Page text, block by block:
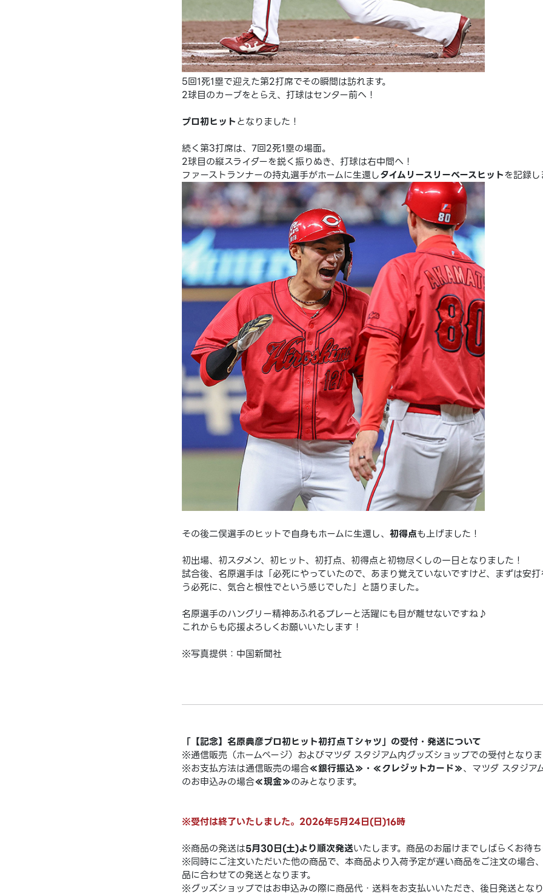
5回1死1塁で迎えた第2打席でその瞬間は訪れます。
2球目のカーブをとらえ、打球はセンター前へ！
プロ初ヒットとなりました！
続く第3打席は、7回2死1塁の場面。
2球目の縦スライダーを鋭く振りぬき、打球は右中間へ！
ファーストランナーの持丸選手がホームに生還しタイムリースリーベースヒットを記録
その後二俣選手のヒットで自身もホームに生還し、 初得点も上げました！
初出場、初スタメン、初ヒット、初打点、初得点と初物尽くしの一日となりました！
試合後、名原選手は「必死にやっていたので、あまり覚えていないですけど、まずは安
う必死に、気合と根性でという感じでした」と語りました。
名原選手のハングリー精神あふれるプレーと活躍にも目が離せないですね♪
これからも応援よろしくお願いいたします！
※写真提供：中国新聞社
「【記念】名原典彦プロ初ヒット初打点Ｔシャツ」の受付・発送について
※通信販売（ホームページ）およびマツダ スタジアム内グッズショップでの受付となり
※お支払方法は通信販売の場合≪銀行振込≫・≪クレジットカード≫、マツダ スタジア
のお申込みの場合≪現金≫のみとなります。
※受付は終了いたしました。2026年5月24日(日)16時
※商品の発送は5月30日(土)より順次発送いたします。商品のお届けまでしばらくお待
※同時にご注文いただいた他の商品で、本商品より入荷予定が遅い商品をご注文の場合
品に合わせての発送となります。
※グッズショップではお申込みの際に商品代・送料をお支払いいただき、後日発送とな